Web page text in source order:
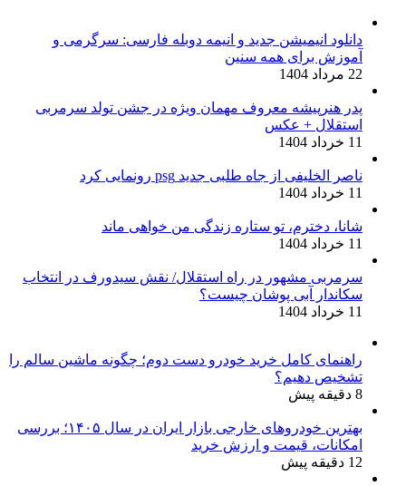
دانلود انیمیشن جدید و انیمه دوبله فارسی: سرگرمی و
آموزش برای همه سنین
22 مرداد 1404
پدر هنرپیشه معروف مهمان ویژه در جشن تولد سرمربی
استقلال + عکس
11 خرداد 1404
ناصر الخلیفی از جاه طلبی جدید psg رونمایی کرد
11 خرداد 1404
شانا، دخترم، تو ستاره زندگی من خواهی ماند
11 خرداد 1404
سرمربی مشهور در راه استقلال/ نقش سیدورف در انتخاب
سکاندار آبی پوشان چیست؟
11 خرداد 1404
راهنمای کامل خرید خودرو دست دوم؛ چگونه ماشین سالم را
تشخیص دهیم؟
8 دقیقه پیش
بهترین خودروهای خارجی بازار ایران در سال ۱۴۰۵؛ بررسی
امکانات، قیمت و ارزش خرید
12 دقیقه پیش